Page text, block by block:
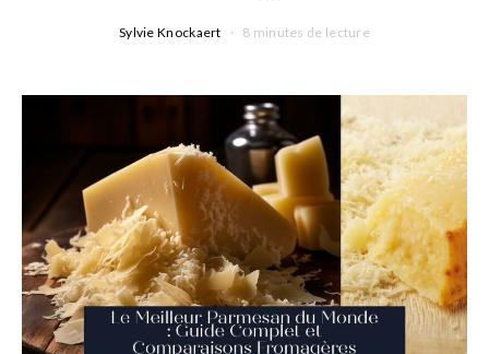
Sylvie Knockaert 8 minutes de lecture